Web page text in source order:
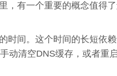
有一个重要的概念值得
时间。这个时间的长短依
动清空DNS缓存，或者重